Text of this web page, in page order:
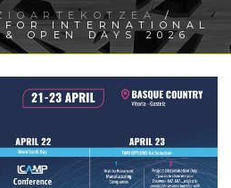
/
INTERNATIONAL
& OPEN DAYS 2026